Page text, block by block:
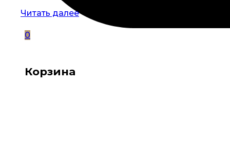
0
Корзина
Читать далее